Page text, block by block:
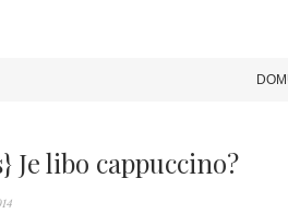
Je libo cappuccino?